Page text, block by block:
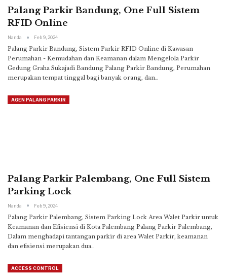
Palang Parkir Bandung, One Full Sistem
RFID Online
Nanda Feb 9, 2024
Palang Parkir Bandung, Sistem Parkir RFID Online di Kawasan
Perumahan - Kemudahan dan Keamanan dalam Mengelola Parkir
Gedung Graha Sukajadi Bandung Palang Parkir Bandung, Perumahan
merupakan tempat tinggal bagi banyak orang, dan…
AGEN PALANG PARKIR
Palang Parkir Palembang, One Full Sistem
Parking Lock
Nanda Feb 9, 2024
Palang Parkir Palembang, Sistem Parking Lock Area Walet Parkir untuk
Keamanan dan Efisiensi di Kota Palembang Palang Parkir Palembang,
Dalam menghadapi tantangan parkir di area Walet Parkir, keamanan
dan efisiensi merupakan dua…
ACCESS CONTROL